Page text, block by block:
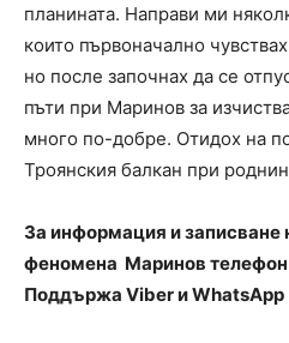
планината. Направи ми
които първоначално
но после започнах да се
пъти при Маринов за
много по-добре. Отидох на
Троянския балкан при
За информация и записване
феномена Маринов
Поддържа Viber и WhatsApp